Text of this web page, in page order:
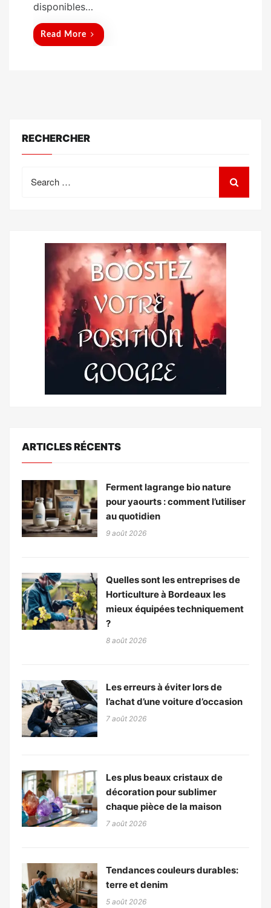
disponibles…
Read More
RECHERCHER
for:
ARTICLES RÉCENTS
Ferment lagrange bio nature
pour yaourts : comment l’utiliser
au quotidien
9 août 2026
Quelles sont les entreprises de
Horticulture à Bordeaux les
mieux équipées techniquement
?
8 août 2026
Les erreurs à éviter lors de
l’achat d’une voiture d’occasion
7 août 2026
Les plus beaux cristaux de
décoration pour sublimer
chaque pièce de la maison
7 août 2026
Tendances couleurs durables:
terre et denim
5 août 2026